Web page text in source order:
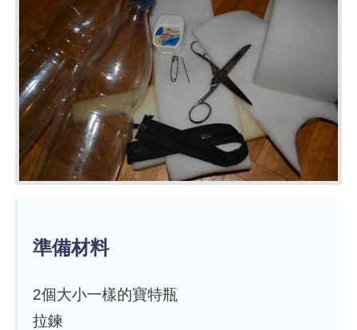
準備材料
2個大小一樣的寶特瓶
拉鍊